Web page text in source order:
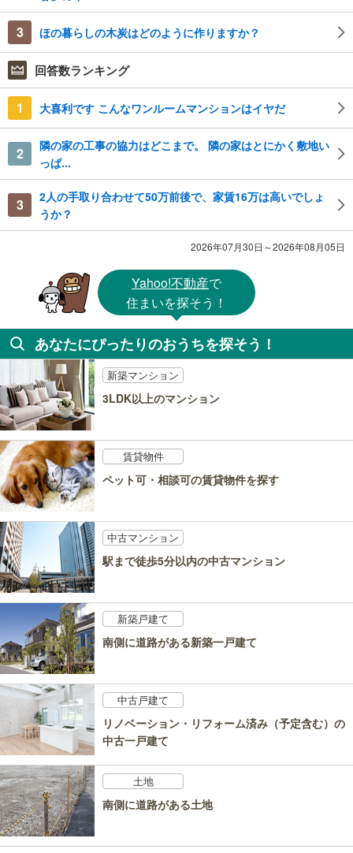
3 ほの暮らしの木炭はどのように作りますか？
回答数ランキング
1 大喜利です こんなワンルームマンションはイヤだ
2
隣の家の工事の協力はどこまで。 隣の家はとにかく敷地い
っぱ...
3
2人の手取り合わせて50万前後で、家賃16万は高いでしょ
うか？
2026年07月30日～2026年08月05日
Yahoo!不動産で
住まいを探そう！
あなたにぴったりのおうちを探そう！
新築マンション
3LDK以上のマンション
賃貸物件
ペット可・相談可の賃貸物件を探す
中古マンション
駅まで徒歩5分以内の中古マンション
新築戸建て
南側に道路がある新築一戸建て
中古戸建て
リノベーション・リフォーム済み（予定含む）の
中古一戸建て
土地
南側に道路がある土地